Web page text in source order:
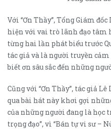
Với “Ơn Thầy”, Tổng Giám
hiện với vai trò lãnh đạo tâm
từng hai lần phát biểu trước
tác giả và là người truyền
biết ơn sâu sắc đến những
Cũng với “Ơn Thầy”, tác giả
qua bài hát này khơi gợi
của những người đang là học
trọng đạo”, vì “Bán tự vi sư –